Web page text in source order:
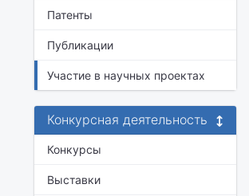
Патенты
Публикации
Участие в научных проектах
Конкурсная деятельность
Конкурсы
Выставки